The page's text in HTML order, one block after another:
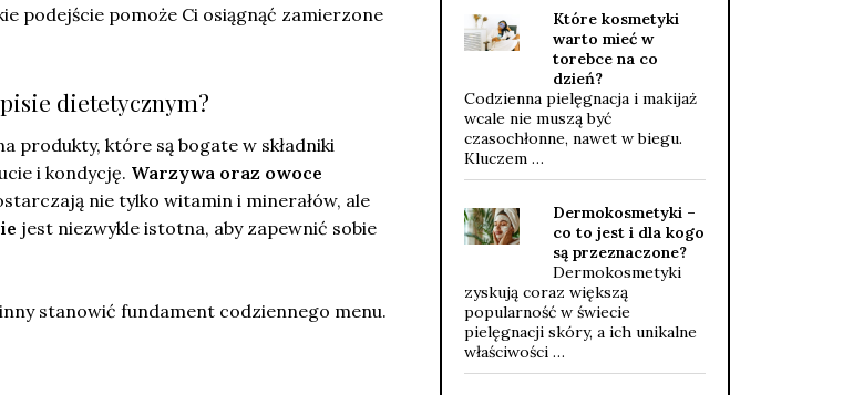
podejście pomoże Ci osiągnąć zamierzone
dietetycznym?
produkty, które są bogate w składniki
i kondycję. Warzywa oraz owoce
nie tylko witamin i minerałów, ale
jest niezwykle istotna, aby zapewnić sobie
stanowić fundament codziennego menu.
Które kosmetyki
warto mieć w
torebce na co
dzień?
Codzienna pielęgnacja i makijaż
wcale nie muszą być
czasochłonne, nawet w biegu.
Kluczem …
Dermokosmetyki –
co to jest i dla kogo
są przeznaczone?
Dermokosmetyki
zyskują coraz większą
popularność w świecie
pielęgnacji skóry, a ich unikalne
właściwości …